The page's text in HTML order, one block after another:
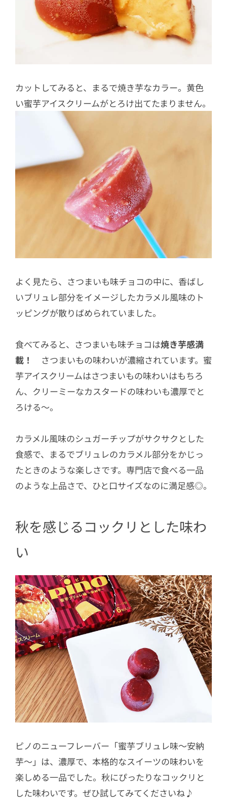
カットしてみると、まるで焼き芋なカラー。黄色
い蜜芋アイスクリームがとろけ出てたまりません。
よく見たら、さつまいも味チョコの中に、香ばし
いブリュレ部分をイメージしたカラメル風味のト
ッピングが散りばめられていました。
食べてみると、さつまいも味チョコは焼き芋感満
載！
さつまいもの味わいが濃縮されています。蜜
芋アイスクリームはさつまいもの味わいはもちろ
ん、クリーミーなカスタードの味わいも濃厚でと
ろける〜。
カラメル風味のシュガーチップがサクサクとした
食感で、まるでブリュレのカラメル部分をかじっ
たときのような楽しさです。専門店で食べる一品
のような上品さで、ひと口サイズなのに満足感◎。
秋を感じるコックリとした味わ
い
ピノのニューフレーバー「蜜芋ブリュレ味～安納
芋～」は、濃厚で、本格的なスイーツの味わいを
楽しめる一品でした。秋にぴったりなコックリと
した味わいです。ぜひ試してみてくださいね♪